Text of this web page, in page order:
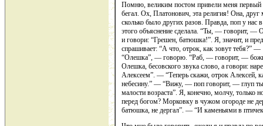
Помню, великим постом привели меня первый
бегал. Ох, Платонович, эта религия! Она,
сколько было других разов. Правда, поп у
этого объяснение сделала. “Ты, — говорит, —
и говори: “Грешен, батюшка!”. Я, значит, и
спрашивает: “А что, отрок, как зовут тебя?” —
“Олешка”, — говорю. “Раб, — говорит, —
Олешка, бесовского звука слово, а говори:
Алексеем”. — “Теперь скажи, отрок Алексей,
небесину.” — “Вижу, — поп говорит, — глуп
малости возраста”. Я, конечно, молчу,
перед богом? Морковку в чужом огороде не
батюшка, не дергал”. — “И каменьями в